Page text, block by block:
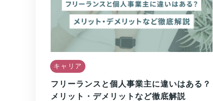
キャリア
フリーランスと個人事業主に違いはある？
メリット・デメリットなど徹底解説